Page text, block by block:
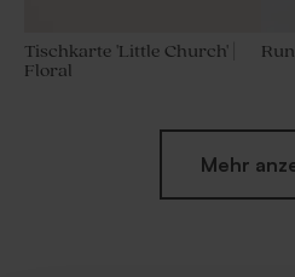
Tischkarte 'Little Church' |
Floral
Mehr